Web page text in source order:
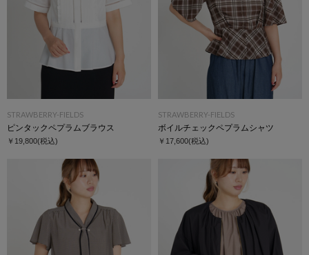
STRAWBERRY-FIELDS
ピンタックペプラムブラウス
￥19,800(税込)
STRAWBERRY-FIELDS
ボイルチェックペプラムシャツ
￥17,600(税込)